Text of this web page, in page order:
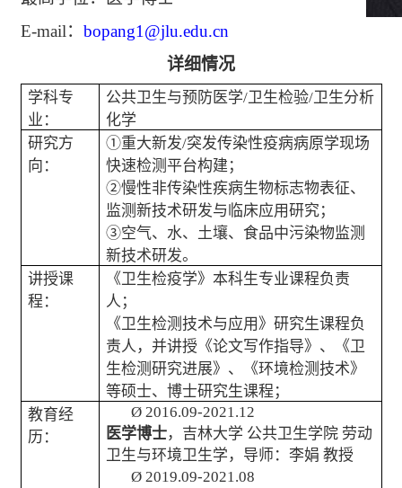
E-mail： bopang1@jlu.edu.cn
详细情况
学科专
业：
公共卫生与预防医学/卫生检验/卫生分析
化学
研究方
向：
①重大新发/突发传染性疫病病原学现场
快速检测平台构建；
②慢性非传染性疾病生物标志物表征、
监测新技术研发与临床应用研究；
③空气、水、土壤、食品中污染物监测
新技术研发。
讲授课
程：
《卫生检疫学》本科生专业课程负责
人；
《卫生检测技术与应用》研究生课程负
责人，并讲授《论文写作指导》、《卫
生检测研究进展》、《环境检测技术》
等硕士、博士研究生课程；
教育经
历：
Ø 2016.09-2021.12
医学博士，吉林大学 公共卫生学院 劳动
卫生与环境卫生学，导师：李娟 教授
Ø 2019.09-2021.08